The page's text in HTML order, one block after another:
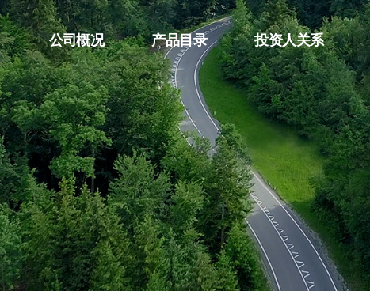
公司概况
公司简介
发展历程
专利与资质
公司地址
产品目录
铝塑复合膜
特殊材料复合膜
投资人关系
最新公告
新闻中心